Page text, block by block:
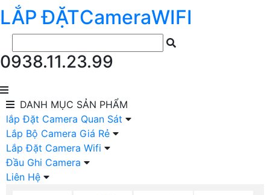
LẮP ĐẶTCameraWIFI
0938.11.23.99
DANH MỤC SẢN PHẨM
lắp Đặt Camera Quan Sát
Lắp Bộ Camera Giá Rẻ
Lắp Đặt Camera Wifi
Đầu Ghi Camera
Liên Hệ